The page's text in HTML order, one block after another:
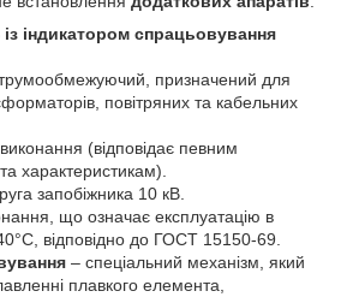
індикатором спрацьовування
призначений для
повітряних та кабельних
(відповідає певним
характеристикам).
запобіжника 10 кВ.
що означає експлуатацію в
відповідно до ГОСТ 15150-69.
– спеціальний механізм, який
плавкого елемента,